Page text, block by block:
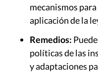
mecanismos
aplicación de la
Remedios:
políticas de las
y adaptaciones